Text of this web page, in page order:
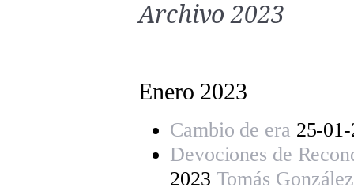
Archivo 2023
Enero 2023
Cambio de era 25-
Devociones de
2023 Tomás